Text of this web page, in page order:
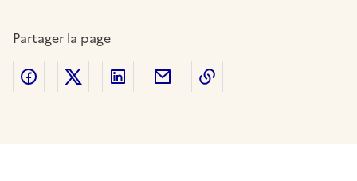
Partager la page
Partager sur Facebook
Partager sur Twitter
Partager sur LinkedIn
Partager par email